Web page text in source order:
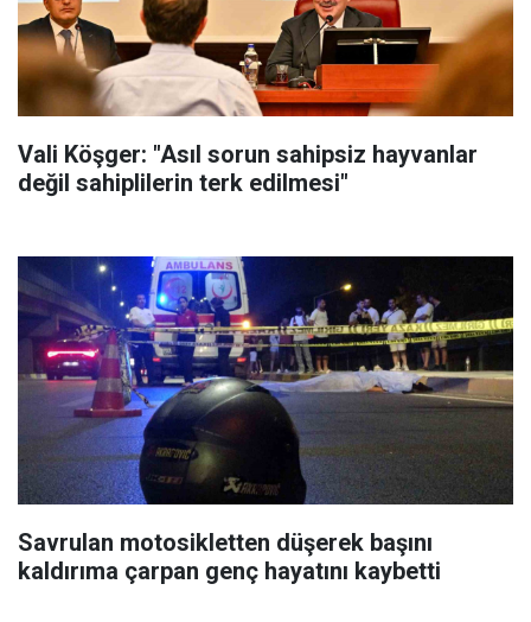
Vali Köşger: "Asıl sorun sahipsiz hayvanlar
değil sahiplilerin terk edilmesi"
Savrulan motosikletten düşerek başını
kaldırıma çarpan genç hayatını kaybetti